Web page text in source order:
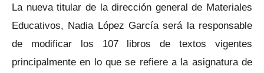
La nueva titular de la dirección general de Materiales
Educativos, Nadia López García será la responsable
de modificar los 107 libros de textos vigentes
principalmente en lo que se refiere a la asignatura de